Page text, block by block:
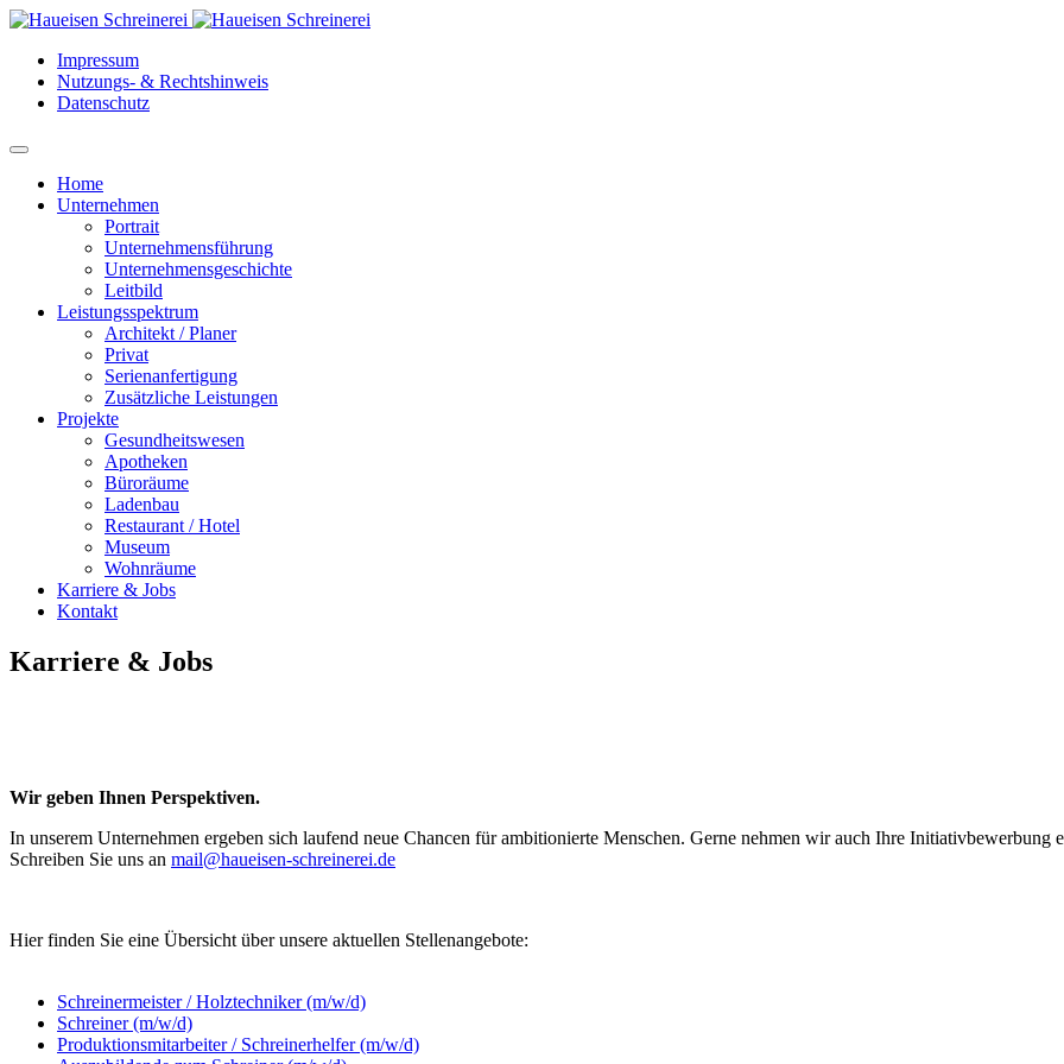
Impressum
Nutzungs- & Rechtshinweis
Datenschutz
Home
Unternehmen
Portrait
Unternehmensführung
Unternehmensgeschichte
Leitbild
Leistungsspektrum
Architekt / Planer
Privat
Serienanfertigung
Zusätzliche Leistungen
Projekte
Gesundheitswesen
Apotheken
Büroräume
Ladenbau
Restaurant / Hotel
Museum
Wohnräume
Karriere & Jobs
Kontakt
Karriere & Jobs
Wir geben Ihnen Perspektiven.
In unserem Unternehmen ergeben sich laufend neue Chancen für ambitionierte Menschen. Gerne nehmen wir auch Ihre Initiativbewerbung
Schreiben Sie uns an mail@haueisen-schreinerei.de
Hier finden Sie eine Übersicht über unsere aktuellen Stellenangebote:
Schreinermeister / Holztechniker (m/w/d)
Schreiner (m/w/d)
Produktionsmitarbeiter / Schreinerhelfer (m/w/d)